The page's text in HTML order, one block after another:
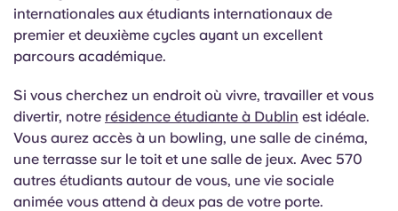
internationales aux étudiants internationaux de
premier et deuxième cycles ayant un excellent
parcours académique.
Si vous cherchez un endroit où vivre, travailler et vous
divertir, notre résidence étudiante à Dublin est idéale.
Vous aurez accès à un bowling, une salle de cinéma,
une terrasse sur le toit et une salle de jeux. Avec 570
autres étudiants autour de vous, une vie sociale
animée vous attend à deux pas de votre porte.